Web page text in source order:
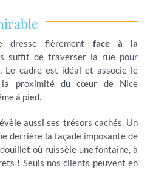
dresse fièrement face à la
suffit de traverser la rue pour
Le cadre est idéal et associe le
proximité du cœur de Nice
à pied.
aussi ses trésors cachés. Un
derrière la façade imposante de
où ruissèle une fontaine, à
! Seuls nos clients peuvent en